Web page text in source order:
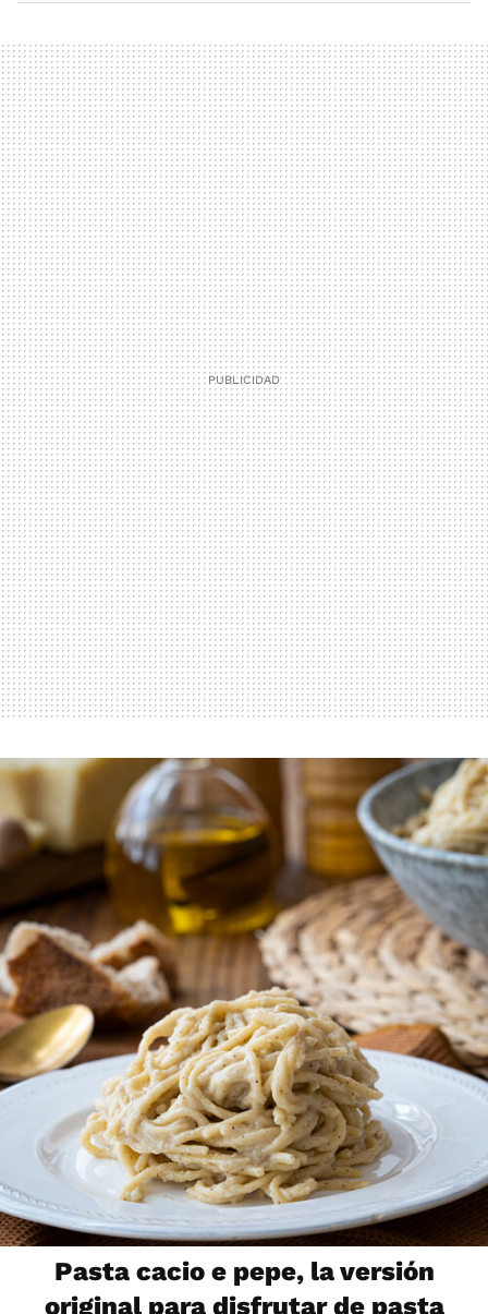
Pasta cacio e pepe, la versión
original para disfrutar de pasta